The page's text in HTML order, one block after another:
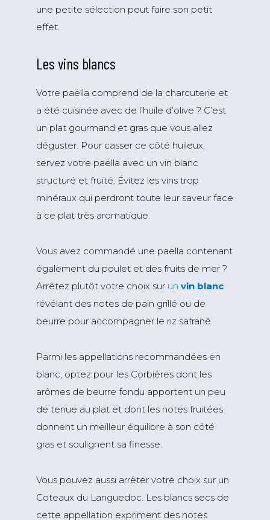
une petite sélection peut faire son petit
effet.
Les vins blancs
Votre paëlla comprend de la charcuterie et
a été cuisinée avec de l’huile d’olive ? C’est
un plat gourmand et gras que vous allez
déguster. Pour casser ce côté huileux,
servez votre paëlla avec un vin blanc
structuré et fruité. Évitez les vins trop
minéraux qui perdront toute leur saveur face
à ce plat très aromatique.
Vous avez commandé une paëlla contenant
également du poulet et des fruits de mer ?
Arrêtez plutôt votre choix sur un vin blanc
révélant des notes de pain grillé ou de
beurre pour accompagner le riz safrané.
Parmi les appellations recommandées en
blanc, optez pour les Corbières dont les
arômes de beurre fondu apportent un peu
de tenue au plat et dont les notes fruitées
donnent un meilleur équilibre à son côté
gras et soulignent sa finesse.
Vous pouvez aussi arrêter votre choix sur un
Coteaux du Languedoc. Les blancs secs de
cette appellation expriment des notes